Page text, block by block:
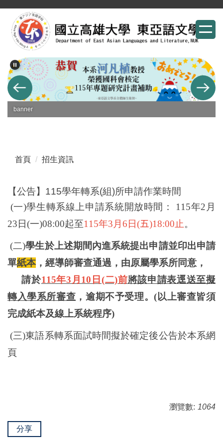
到
內
容
區
首頁 招生資訊
【公告】115學年轉系(組)所申請作業時間
(一)學生轉系線上申請系統開放時間： 115年2月
23日(一)08:00起至115年3月6日(五)18:00止。
(二)學生於上述期間內進系統提出申請並印出申請
單紙本 ，經導師審查通過，由原屬學系所同意，
請於115年3月10日(二)前將該申請表逕送至擬
轉入學系所審查 ，逾期不予受理。(以上審查皆須
完成紙本及線上系統程序)
(三)東語系轉系面試時間擬於確定後公告於本系網
頁
瀏覽數: 1064
分享